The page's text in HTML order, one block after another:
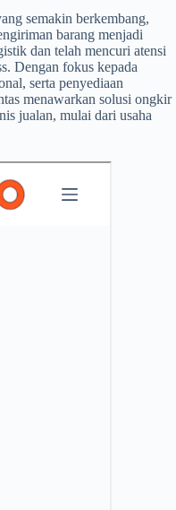
semakin berkembang,
barang menjadi
dan telah mencuri atensi
Dengan fokus kepada
serta penyediaan
menawarkan solusi ongkir
jualan, mulai dari usaha